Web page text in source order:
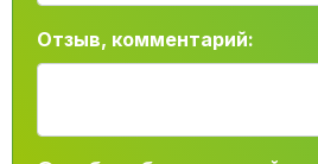
Отзыв, комментарий: